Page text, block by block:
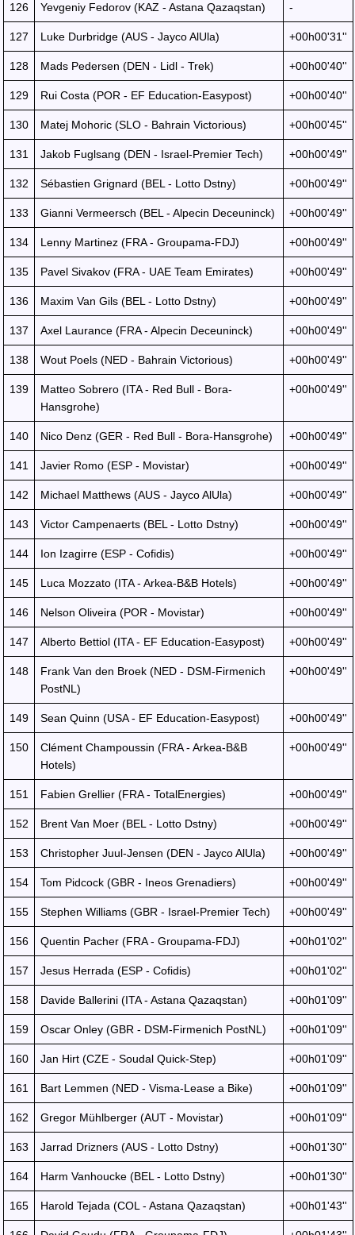
126 Yevgeniy Fedorov (KAZ - Astana Qazaqstan) -
127 Luke Durbridge (AUS - Jayco AlUla) +00h00'31''
128 Mads Pedersen (DEN - Lidl - Trek) +00h00'40''
129 Rui Costa (POR - EF Education-Easypost) +00h00'40''
130 Matej Mohoric (SLO - Bahrain Victorious) +00h00'45''
131 Jakob Fuglsang (DEN - Israel-Premier Tech) +00h00'49''
132 Sébastien Grignard (BEL - Lotto Dstny) +00h00'49''
133 Gianni Vermeersch (BEL - Alpecin Deceuninck) +00h00'49''
134 Lenny Martinez (FRA - Groupama-FDJ) +00h00'49''
135 Pavel Sivakov (FRA - UAE Team Emirates) +00h00'49''
136 Maxim Van Gils (BEL - Lotto Dstny) +00h00'49''
137 Axel Laurance (FRA - Alpecin Deceuninck) +00h00'49''
138 Wout Poels (NED - Bahrain Victorious) +00h00'49''
139
Matteo Sobrero (ITA - Red Bull - Bora-
Hansgrohe)
+00h00'49''
140 Nico Denz (GER - Red Bull - Bora-Hansgrohe) +00h00'49''
141 Javier Romo (ESP - Movistar) +00h00'49''
142 Michael Matthews (AUS - Jayco AlUla) +00h00'49''
143 Victor Campenaerts (BEL - Lotto Dstny) +00h00'49''
144 Ion Izagirre (ESP - Cofidis) +00h00'49''
145 Luca Mozzato (ITA - Arkea-B&B Hotels) +00h00'49''
146 Nelson Oliveira (POR - Movistar) +00h00'49''
147 Alberto Bettiol (ITA - EF Education-Easypost) +00h00'49''
148
Frank Van den Broek (NED - DSM-Firmenich
PostNL)
+00h00'49''
149 Sean Quinn (USA - EF Education-Easypost) +00h00'49''
150
Clément Champoussin (FRA - Arkea-B&B
Hotels)
+00h00'49''
151 Fabien Grellier (FRA - TotalEnergies) +00h00'49''
152 Brent Van Moer (BEL - Lotto Dstny) +00h00'49''
153 Christopher Juul-Jensen (DEN - Jayco AlUla) +00h00'49''
154 Tom Pidcock (GBR - Ineos Grenadiers) +00h00'49''
155 Stephen Williams (GBR - Israel-Premier Tech) +00h00'49''
156 Quentin Pacher (FRA - Groupama-FDJ) +00h01'02''
157 Jesus Herrada (ESP - Cofidis) +00h01'02''
158 Davide Ballerini (ITA - Astana Qazaqstan) +00h01'09''
159 Oscar Onley (GBR - DSM-Firmenich PostNL) +00h01'09''
160 Jan Hirt (CZE - Soudal Quick-Step) +00h01'09''
161 Bart Lemmen (NED - Visma-Lease a Bike) +00h01'09''
162 Gregor Mühlberger (AUT - Movistar) +00h01'09''
163 Jarrad Drizners (AUS - Lotto Dstny) +00h01'30''
164 Harm Vanhoucke (BEL - Lotto Dstny) +00h01'30''
165 Harold Tejada (COL - Astana Qazaqstan) +00h01'43''